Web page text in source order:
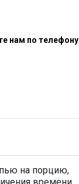
нам по телефону
на порцию,